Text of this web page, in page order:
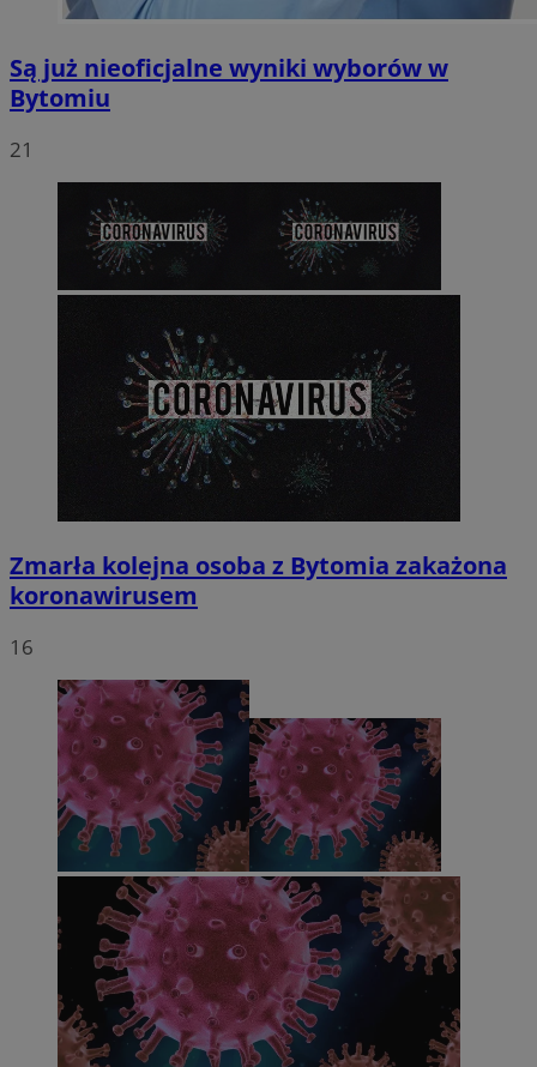
Są już nieoficjalne wyniki wyborów w
Bytomiu
21
Zmarła kolejna osoba z Bytomia zakażona
koronawirusem
16